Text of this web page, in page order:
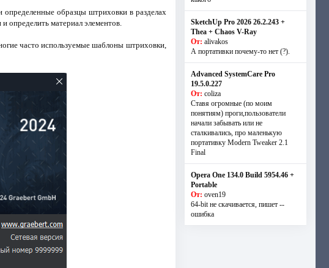
определенные образцы штриховки в разделах
определить материал элементов.
часто используемые шаблоны штриховки,
SketchUp Pro 2026 26.2.243 +
Thea + Chaos V-Ray
От: alivakos
А портативки почему-то нет (?).
Advanced SystemCare Pro
19.5.0.227
От: coliza
Ставя огромные (по моим
понятиям) проги,пользователи
начали забывать или не
сталкивались, про маленькую
портативку Modern Tweaker 2.1
Final
Opera One 134.0 Build 5954.46 +
Portable
От: oven19
64-bit не скачивается, пишет --
ошибка